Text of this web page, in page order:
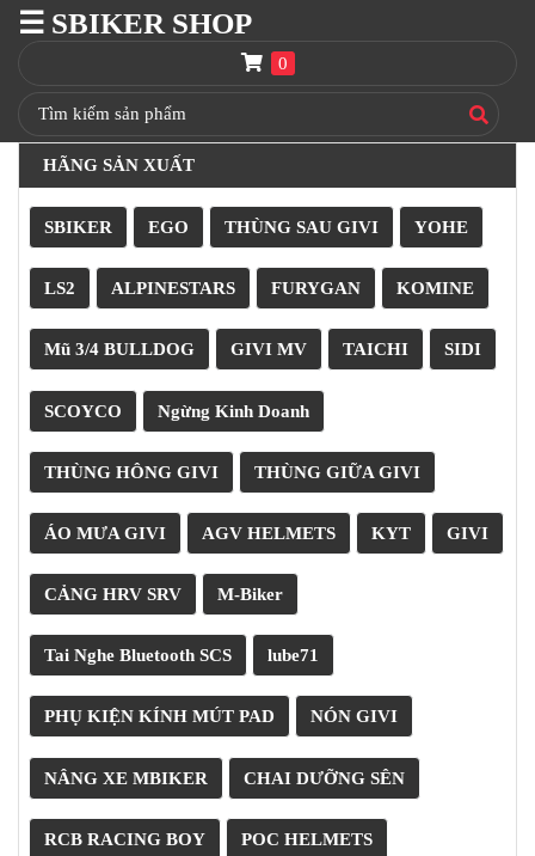
☰ SBIKER SHOP
0
SBIKER
TRANG
CHỦ
THÙNG
GIVI
BAGA
HRX
NÓN
BẢO
HIỂM
FULLFACE
NÂNG
XE
MOTO
PKL
ĐỒ
CHƠI
PG1
PHỤ
KIỆN
YAMAHA
PG-
1
CẢNG
GIVI
ZR
HÃNG SẢN XUẤT
SBIKER EGO THÙNG SAU GIVI YOHE
LS2 ALPINESTARS FURYGAN KOMINE
Mũ 3/4 BULLDOG GIVI MV TAICHI SIDI
SCOYCO Ngừng Kinh Doanh
THÙNG HÔNG GIVI THÙNG GIỮA GIVI
ÁO MƯA GIVI AGV HELMETS KYT GIVI
CẢNG HRV SRV M-Biker
Tai Nghe Bluetooth SCS lube71
PHỤ KIỆN KÍNH MÚT PAD NÓN GIVI
NÂNG XE MBIKER CHAI DƯỠNG SÊN
RCB RACING BOY POC HELMETS